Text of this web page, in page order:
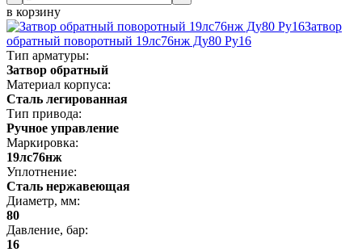
в корзину
Затвор
обратный поворотный 19лс76нж Ду80 Ру16
Тип арматуры:
Затвор обратный
Материал корпуса:
Сталь легированная
Тип привода:
Ручное управление
Маркировка:
19лс76нж
Уплотнение:
Сталь нержавеющая
Диаметр, мм:
80
Давление, бар:
16